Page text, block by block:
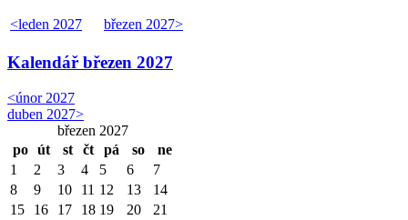
<leden 2027 březen 2027>
Kalendář březen 2027
<únor 2027
duben 2027>
březen 2027
po
út st čt pá so ne
1 2 3 4 5 6
7
8
9 10 11 12 13
14
15
16 17 18 19 20
21